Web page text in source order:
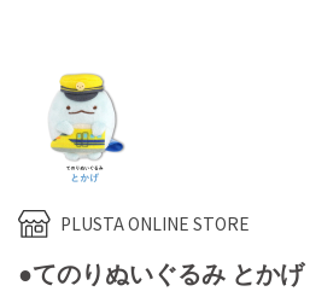
PLUSTA ONLINE STORE
●てのりぬいぐるみ とか